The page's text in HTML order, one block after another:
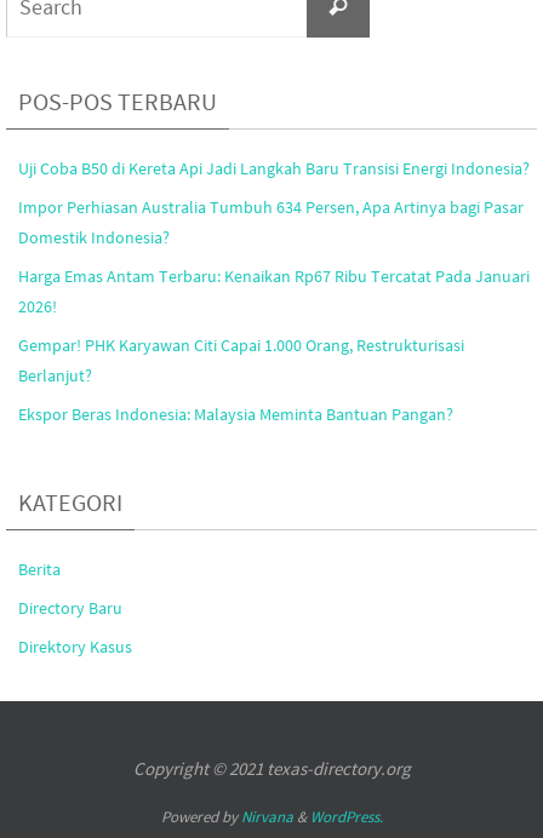
Search
POS-POS TERBARU
Uji Coba B50 di Kereta Api Jadi Langkah Baru Transisi Energi Indonesia?
Impor Perhiasan Australia Tumbuh 634 Persen, Apa Artinya bagi Pasar
Domestik Indonesia?
Harga Emas Antam Terbaru: Kenaikan Rp67 Ribu Tercatat Pada Januari
2026!
Gempar! PHK Karyawan Citi Capai 1.000 Orang, Restrukturisasi
Berlanjut?
Ekspor Beras Indonesia: Malaysia Meminta Bantuan Pangan?
KATEGORI
Berita
Directory Baru
Direktory Kasus
Copyright © 2021 texas-directory.org
Powered byNirvana& WordPress.